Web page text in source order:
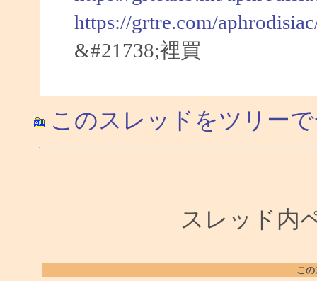
https://grtre.com/
&#21738;裡買
このスレッドをツリー
スレッド内
こ